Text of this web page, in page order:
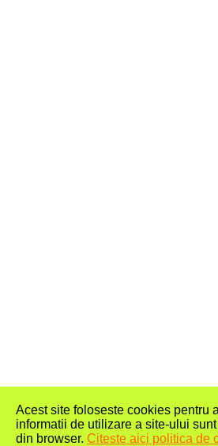
Acest site foloseste cookies pentru
informatii de utilizare a site-ului
din browser. Citeste aici politica de